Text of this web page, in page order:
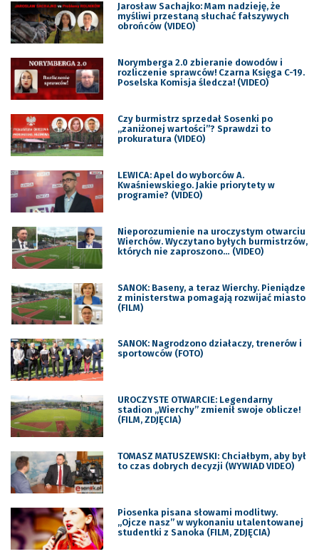
Jarosław Sachajko: Mam nadzieję, że
myśliwi przestaną słuchać fałszywych
obrońców (VIDEO)
Norymberga 2.0 zbieranie dowodów i
rozliczenie sprawców! Czarna Księga C-19.
Poselska Komisja śledcza! (VIDEO)
Czy burmistrz sprzedał Sosenki po
„zaniżonej wartości”? Sprawdzi to
prokuratura (VIDEO)
LEWICA: Apel do wyborców A.
Kwaśniewskiego. Jakie priorytety w
programie? (VIDEO)
Nieporozumienie na uroczystym otwarciu
Wierchów. Wyczytano byłych burmistrzów,
których nie zaproszono… (VIDEO)
SANOK: Baseny, a teraz Wierchy. Pieniądze
z ministerstwa pomagają rozwijać miasto
(FILM)
SANOK: Nagrodzono działaczy, trenerów i
sportowców (FOTO)
UROCZYSTE OTWARCIE: Legendarny
stadion „Wierchy” zmienił swoje oblicze!
(FILM, ZDJĘCIA)
TOMASZ MATUSZEWSKI: Chciałbym, aby był
to czas dobrych decyzji (WYWIAD VIDEO)
Piosenka pisana słowami modlitwy.
„Ojcze nasz” w wykonaniu utalentowanej
studentki z Sanoka (FILM, ZDJĘCIA)